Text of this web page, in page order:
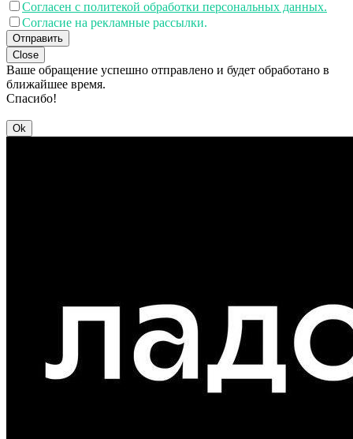
Согласен с политекой обработки персональных данных.
Согласие на рекламные рассылки.
Отправить
Close
Ваше обращение успешно отправлено и будет обработано в
ближайшее время.
Спасибо!
Ok